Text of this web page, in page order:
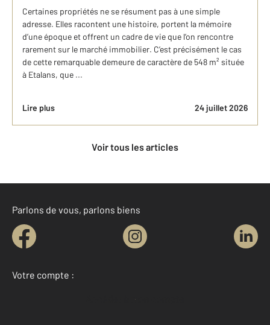
Certaines propriétés ne se résument pas à une simple
adresse. Elles racontent une histoire, portent la mémoire
d’une époque et offrent un cadre de vie que l’on rencontre
rarement sur le marché immobilier. C’est précisément le cas
de cette remarquable demeure de caractère de 548 m² située
à Etalans, que ...
Lire plus 24 juillet 2026
Voir tous les articles
Parlons de vous, parlons biens
Votre compte :
Accéder à mon compte